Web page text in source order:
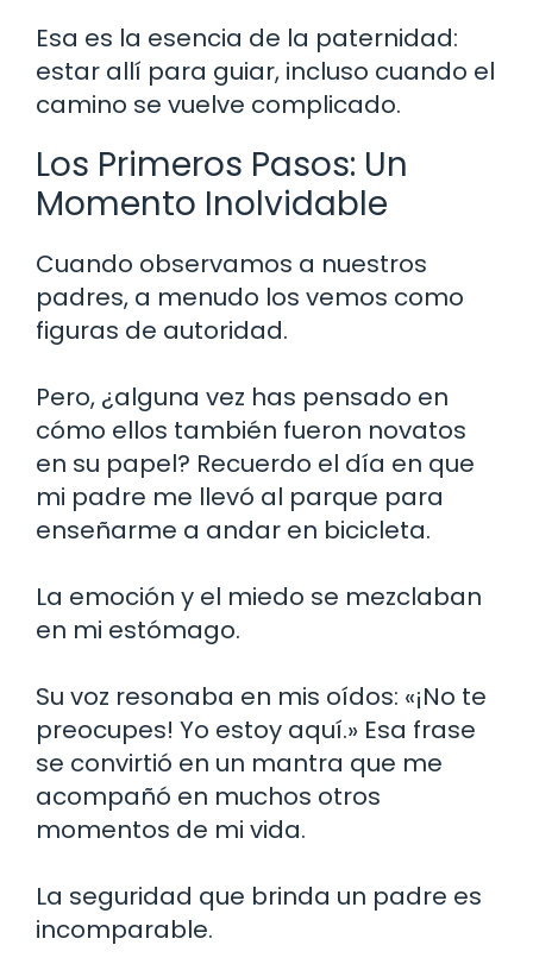
Esa es la esencia de la paternidad:
estar allí para guiar, incluso cuando el
camino se vuelve complicado.
Los Primeros Pasos: Un
Momento Inolvidable
Cuando observamos a nuestros
padres, a menudo los vemos como
figuras de autoridad.
Pero, ¿alguna vez has pensado en
cómo ellos también fueron novatos
en su papel? Recuerdo el día en que
mi padre me llevó al parque para
enseñarme a andar en bicicleta.
La emoción y el miedo se mezclaban
en mi estómago.
Su voz resonaba en mis oídos: «¡No te
preocupes! Yo estoy aquí.» Esa frase
se convirtió en un mantra que me
acompañó en muchos otros
momentos de mi vida.
La seguridad que brinda un padre es
incomparable.